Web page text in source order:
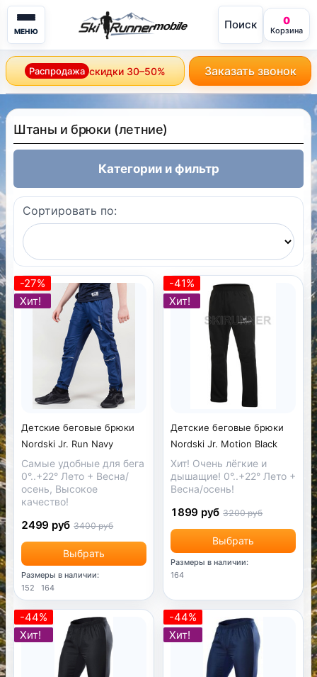
МЕНЮ mobile Поиск 0
Корзина
Распродажа скидки 30–50% Заказать звонок
Штаны и брюки (летние)
Категории и фильтр
Сортировать по:
-27%
Хит!
Детские беговые брюки
Nordski Jr. Run Navy
Самые удобные для бега
0°..+22° Лето + Весна/
осень, Высокое
качество!
Выбрать
2499 руб 3400 руб
Размеры в наличии:
152
164
-41%
Хит!
Детские беговые брюки
Nordski Jr. Motion Black
Хит! Очень лёгкие и
дышащие! 0°..+22° Лето +
Весна/осень!
Выбрать
1899 руб 3200 руб
Размеры в наличии:
164
-44%
Хит!
-44%
Хит!